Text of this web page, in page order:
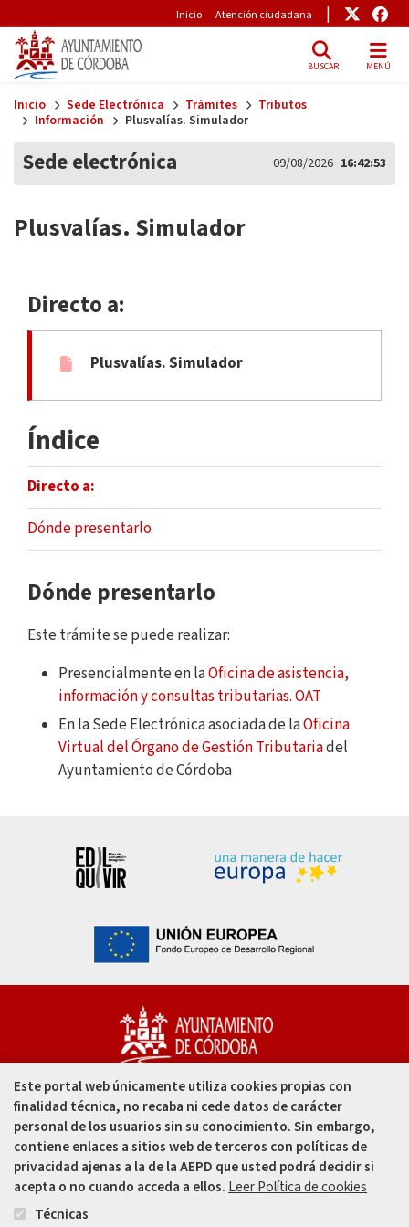
Pre-Header
Inicio Atención ciudadana Enlace
BUSCAR MENÚ
Inicio Sede Electrónica Trámites
Tributos
Información
Plusvalías. Simulador
Sede electrónica 09/08/2026 16:42:53
Plusvalías. Simulador
Directo a:
Plusvalías. Simulador
Índice
Directo a:
Dónde presentarlo
Dónde presentarlo
Este trámite se puede realizar:
Presencialmente en laOficina de asistencia,
información y consultas tributarias. OAT
En la Sede Electrónica asociada de laOficina
Virtual del Órgano de Gestión Tributariadel
Ayuntamiento de Córdoba
Capitulares, 1. 14002
Córdoba - España
957 49 99 00
957 47 80 50
Este portal web únicamente utiliza cookies propias con
finalidad técnica, no recaba ni cede datos de carácter
personal de los usuarios sin su conocimiento. Sin embargo,
contiene enlaces a sitios web de terceros con políticas de
privacidad ajenas a la de la AEPD que usted podrá decidir si
acepta o no cuando acceda a ellos. Leer Política de cookies
Técnicas